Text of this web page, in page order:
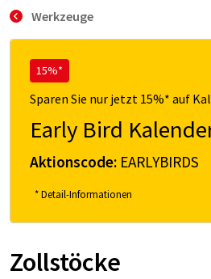
Werkzeuge
15%*
Sparen Sie nur jetzt 15%* auf
Early Bird
Aktionscode: EARLYBIRDS
* Detail-Informationen
Zollstöcke